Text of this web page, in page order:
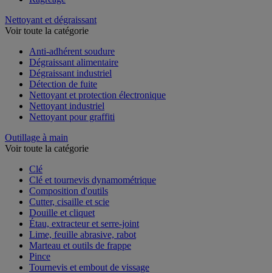
Nettoyant et dégraissant
Voir toute la catégorie
Anti-adhérent soudure
Dégraissant alimentaire
Dégraissant industriel
Détection de fuite
Nettoyant et protection électronique
Nettoyant industriel
Nettoyant pour graffiti
Outillage à main
Voir toute la catégorie
Clé
Clé et tournevis dynamométrique
Composition d'outils
Cutter, cisaille et scie
Douille et cliquet
Étau, extracteur et serre-joint
Lime, feuille abrasive, rabot
Marteau et outils de frappe
Pince
Tournevis et embout de vissage